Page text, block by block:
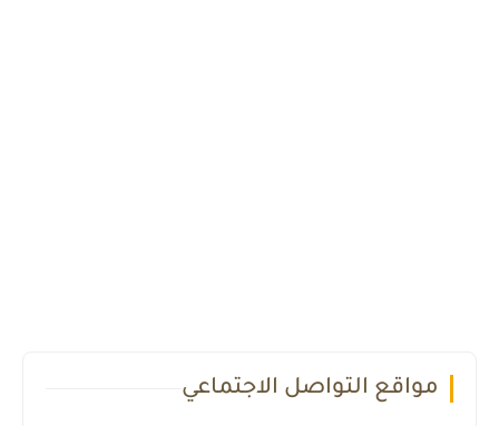
مواقع التواصل الاجتماعي